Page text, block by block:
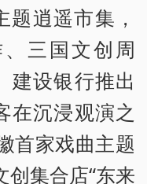
逍遥市集，
三国文创周
建设银行推出
在沉浸观演之
首家戏曲主题
创集合店“东来